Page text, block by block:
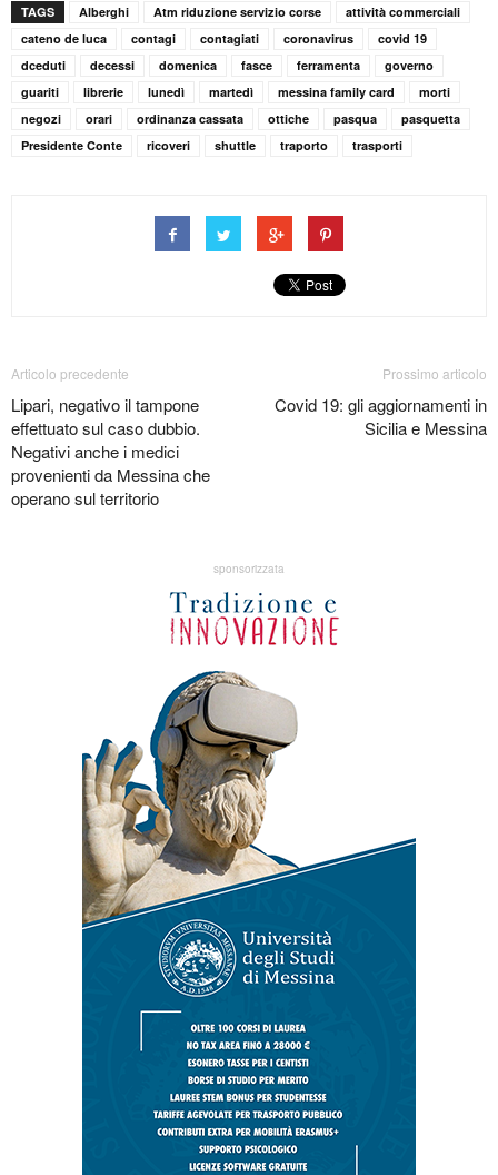
TAGS Alberghi Atm riduzione servizio corse
attività commerciali
cateno de luca
contagi contagiati coronavirus
covid 19
dceduti
decessi domenica fasce ferramenta
governo
guariti
librerie lunedì martedì messina family card
morti
negozi
orari ordinanza cassata ottiche pasqua
pasquetta
Presidente Conte
ricoveri shuttle traporto trasporti
Articolo precedente
Lipari, negativo il tampone
effettuato sul caso dubbio.
Negativi anche i medici
provenienti da Messina che
operano sul territorio
Prossimo articolo
Covid 19: gli aggiornamenti in
Sicilia e Messina
sponsorizzata